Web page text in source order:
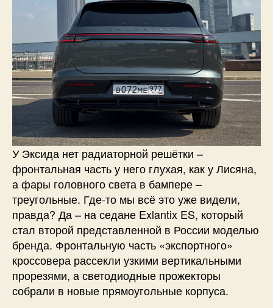
У Эксида нет радиаторной решётки –
фронтальная часть у него глухая, как у Лисяна,
а фары головного света в бампере –
треугольные. Где-то мы всё это уже видели,
правда? Да – на седане Exlantix ES, который
стал второй представленной в России моделью
бренда. Фронтальную часть «экспортного»
кроссовера рассекли узкими вертикальными
прорезями, а светодиодные прожекторы
собрали в новые прямоугольные корпуса.